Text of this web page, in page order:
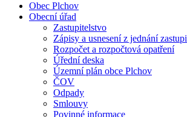
Obec Plchov
Obecní úřad
Zastupitelstvo
Zápisy a usnesení z jednání
Rozpočet a rozpočtová opatření
Úřední deska
Územní plán obce Plchov
ČOV
Odpady
Smlouvy
Povinné informace